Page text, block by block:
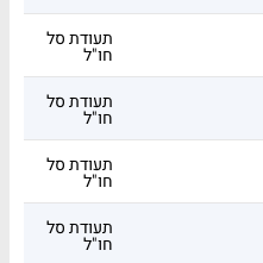
תעודת סל
חו"ל
תעודת סל
חו"ל
תעודת סל
חו"ל
תעודת סל
חו"ל